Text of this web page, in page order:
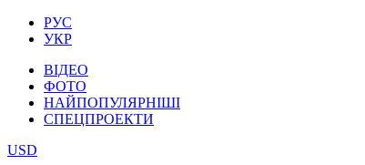
РУС
УКР
ВІДЕО
ФОТО
НАЙПОПУЛЯРНІШІ
СПЕЦПРОЕКТИ
USD